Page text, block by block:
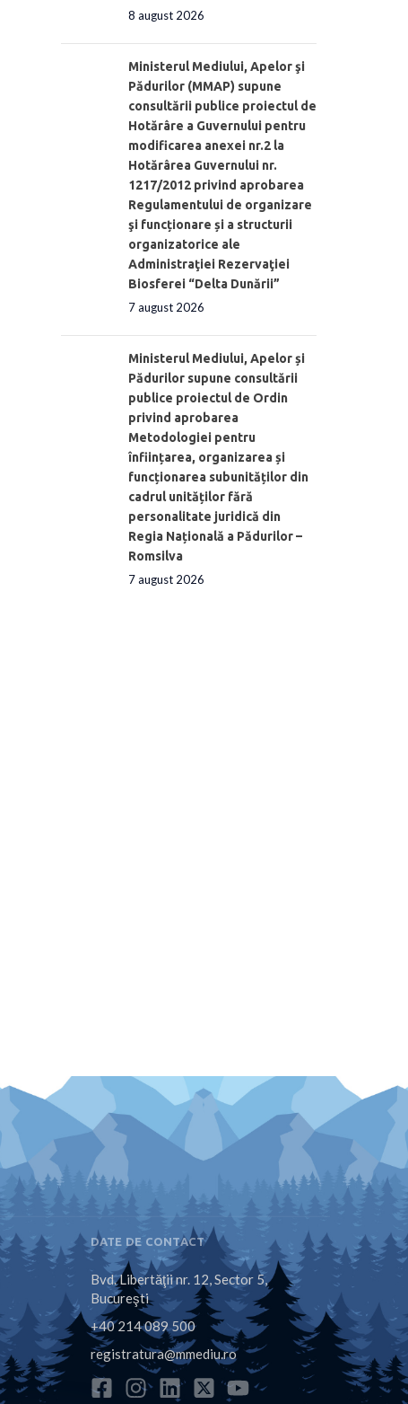
8 august 2026
Ministerul Mediului, Apelor şi
Pădurilor (MMAP) supune
consultării publice proiectul de
Hotărâre a Guvernului pentru
modificarea anexei nr.2 la
Hotărârea Guvernului nr.
1217/2012 privind aprobarea
Regulamentului de organizare
şi funcționare și a structurii
organizatorice ale
Administraţiei Rezervaţiei
Biosferei “Delta Dunării”
7 august 2026
Ministerul Mediului, Apelor și
Pădurilor supune consultării
publice proiectul de Ordin
privind aprobarea
Metodologiei pentru
înființarea, organizarea și
funcționarea subunităților din
cadrul unităților fără
personalitate juridică din
Regia Națională a Pădurilor –
Romsilva
7 august 2026
DATE DE CONTACT
Bvd. Libertăţii nr. 12, Sector 5,
Bucureşti
+40 214 089 500
registratura@mmediu.ro